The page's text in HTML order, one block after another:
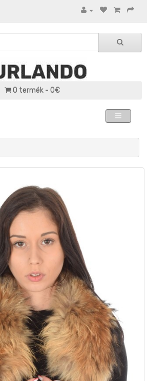
0 termék - 0€